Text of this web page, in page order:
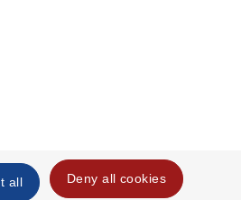
all Deny all cookies